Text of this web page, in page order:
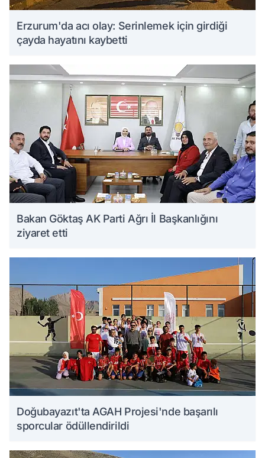
Erzurum'da acı olay: Serinlemek için girdiği
çayda hayatını kaybetti
Bakan Göktaş AK Parti Ağrı İl Başkanlığını
ziyaret etti
Doğubayazıt'ta AGAH Projesi'nde başarılı
sporcular ödüllendirildi